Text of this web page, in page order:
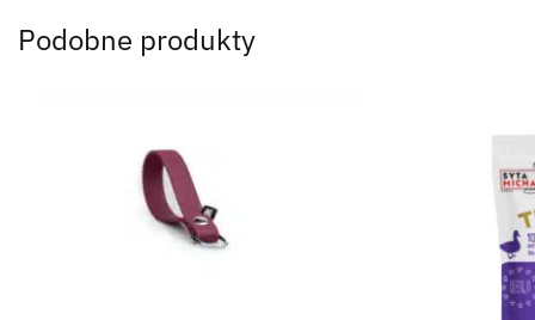
Podobne produkty